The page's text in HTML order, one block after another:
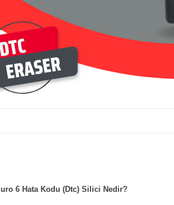
6 Hata Kodu (Dtc) Silici Nedir?